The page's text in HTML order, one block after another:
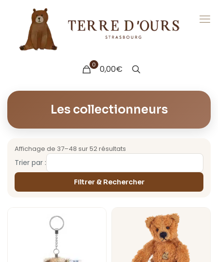
0 0,00€
Les collectionneurs
Filtrer & Rechercher
Affichage de 37–48 sur 52 résultats
Trier par :